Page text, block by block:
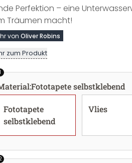
Perfektion – eine
Träumen macht!
von Oliver Robins
zum Produkt
1
:Fototapete selbstklebend
Fototapete
selbstklebend
Vlies